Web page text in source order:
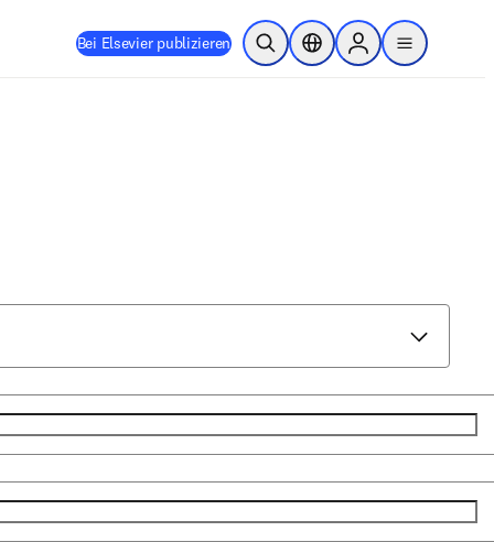
Bei Elsevier publizieren Suche öffnenStandortauswahl
Sign in to products
menu